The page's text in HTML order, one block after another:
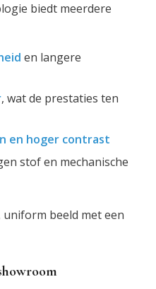
biedt meerdere
en langere
, wat de prestaties ten
en hoger contrast
stof en mechanische
beeld met een